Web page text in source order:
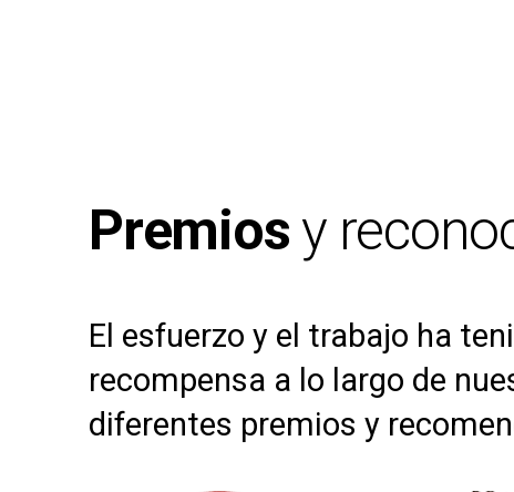
Premios y
El esfuerzo y el trabajo ha
recompensa a lo largo de
diferentes premios y